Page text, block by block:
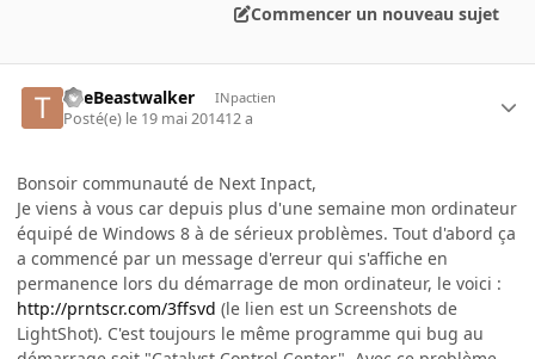
Commencer un nouveau sujet
TheBeastwalker INpactien
Posté(e) le 19 mai 201412 a
Bonsoir communauté de Next Inpact,
Je viens à vous car depuis plus d'une semaine mon ordinateur
équipé de Windows 8 à de sérieux problèmes. Tout d'abord ça
a commencé par un message d'erreur qui s'affiche en
permanence lors du démarrage de mon ordinateur, le voici :
http://prntscr.com/3ffsvd (le lien est un Screenshots de
LightShot). C'est toujours le même programme qui bug au